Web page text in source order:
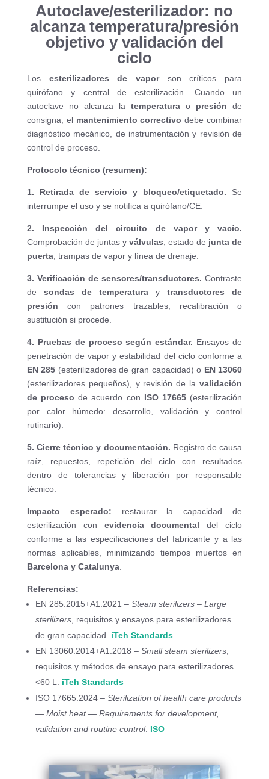
Autoclave/esterilizador: no
alcanza temperatura/presión
objetivo y validación del
ciclo
Los esterilizadores de vaporson críticos para
quirófano y central de esterilización. Cuando un
autoclave no alcanza latemperatura o presión de
consigna, el mantenimiento correctivo debe combinar
diagnóstico mecánico, de instrumentación y revisión de
control de proceso.
Protocolo técnico (resumen):
1. Retirada de servicio y bloqueo/etiquetado. Se
interrumpe el uso y se notifica a quirófano/CE.
2. Inspección del circuito de vapor y vacío.
Comprobación de juntas y válvulas , estado de junta de
puerta, trampas de vapor y línea de drenaje.
3. Verificación de sensores/transductores. Contraste
de sondas de temperatura ytransductores de
presión con patrones trazables; recalibración o
sustitución si procede.
4. Pruebas de proceso según estándar. Ensayos de
penetración de vapor y estabilidad del ciclo conforme a
EN 285 (esterilizadores de gran capacidad) o EN 13060
(esterilizadores pequeños), y revisión de lavalidación
de proceso de acuerdo con ISO 17665 (esterilización
por calor húmedo: desarrollo, validación y control
rutinario).
5. Cierre técnico y documentación. Registro de causa
raíz, repuestos, repetición del ciclo con resultados
dentro de tolerancias y liberación por responsable
técnico.
Impacto esperado: restaurar la capacidad de
esterilización con evidencia documental del ciclo
conforme a las especificaciones del fabricante y a las
normas aplicables, minimizando tiempos muertos en
Barcelona y Catalunya.
Referencias:
EN 285:2015+A1:2021 – Steam sterilizers – Large
sterilizers, requisitos y ensayos para esterilizadores
de gran capacidad. iTeh Standards
EN 13060:2014+A1:2018 – Small steam sterilizers,
requisitos y métodos de ensayo para esterilizadores
<60 L.
iTeh Standards
ISO 17665:2024 – Sterilization of health care products
— Moist heat — Requirements for development,
validation and routine control. ISO